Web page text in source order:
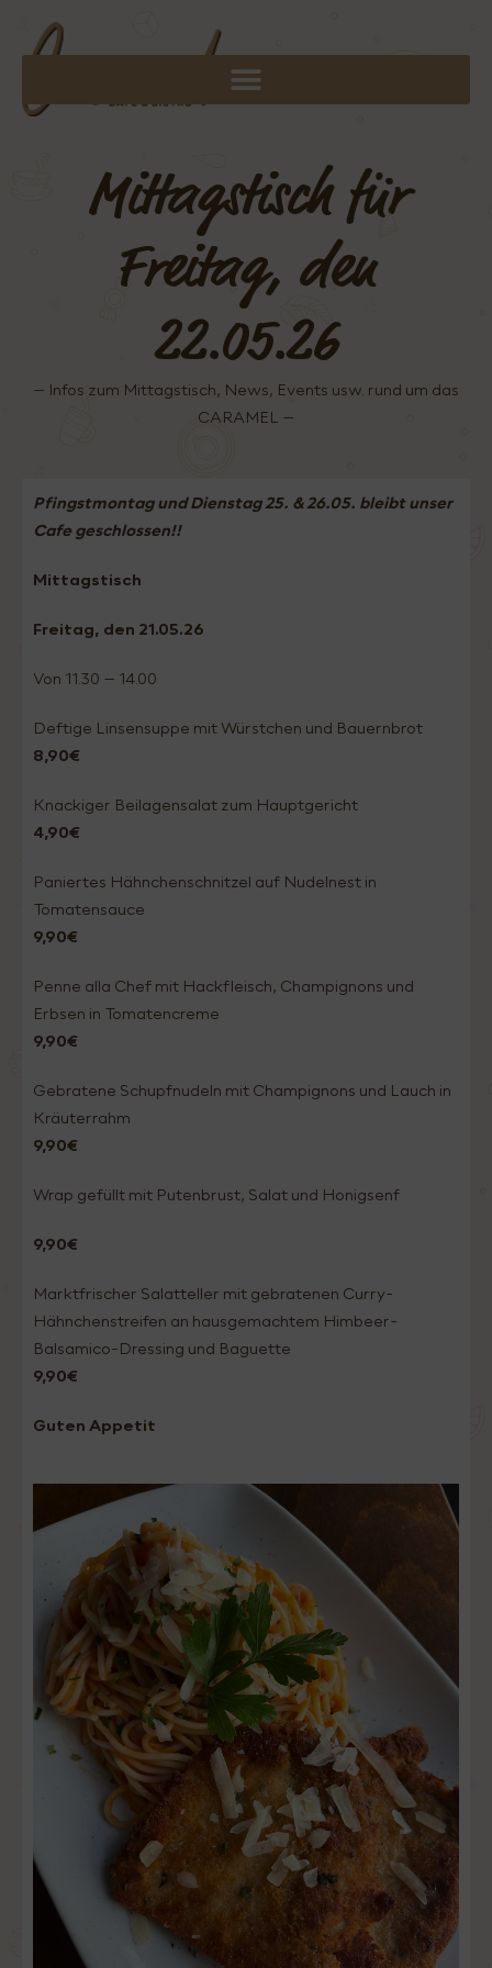
Mittagstisch für
Freitag, den
22.05.26
– Infos zum Mittagstisch, News, Events usw. rund um das
CARAMEL –
Pfingstmontag und Dienstag 25. & 26.05. bleibt unser
Cafe geschlossen!!
Mittagstisch
Freitag, den 21.05.26
Von 11.30 – 14.00
Deftige Linsensuppe mit Würstchen und Bauernbrot
8,90€
Knackiger Beilagensalat zum Hauptgericht
4,90€
Paniertes Hähnchenschnitzel auf Nudelnest in
Tomatensauce
9,90€
Penne alla Chef mit Hackfleisch, Champignons und
Erbsen in Tomatencreme
9,90€
Gebratene Schupfnudeln mit Champignons und Lauch in
Kräuterrahm
9,90€
Wrap gefüllt mit Putenbrust, Salat und Honigsenf
9,90€
Marktfrischer Salatteller mit gebratenen Curry-
Hähnchenstreifen an hausgemachtem Himbeer-
Balsamico-Dressing und Baguette
9,90€
Guten Appetit